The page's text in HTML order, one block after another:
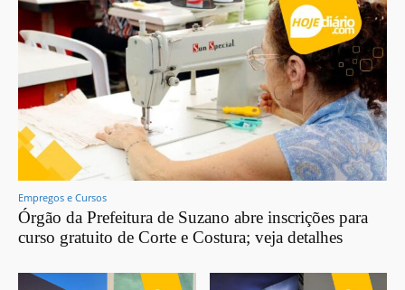
Empregos e Cursos
Órgão da Prefeitura de Suzano abre inscrições para
curso gratuito de Corte e Costura; veja detalhes